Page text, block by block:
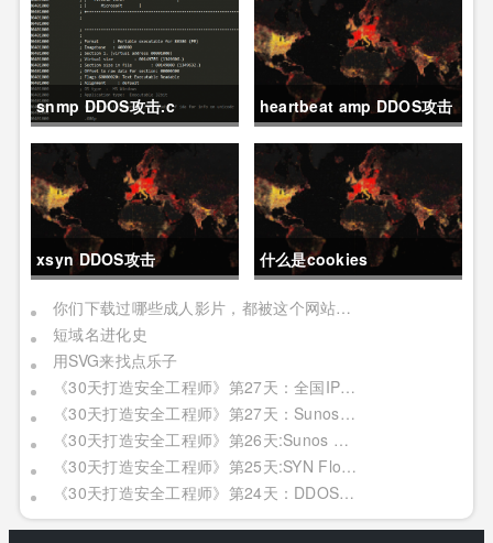
snmp DDOS攻击.c
heartbeat amp DDOS攻击
资源扫描
xsyn DDOS攻击 什么是cookies
你们下载过哪些成人影片，都被这个网站记下了
短域名进化史
用SVG来找点乐子
《30天打造安全工程师》第27天：全国IP模糊分析
《30天打造安全工程师》第27天：Sunos（二）
《30天打造安全工程师》第26天:Sunos （一）
《30天打造安全工程师》第25天:SYN Flood攻击
《30天打造安全工程师》第24天：DDOS攻击